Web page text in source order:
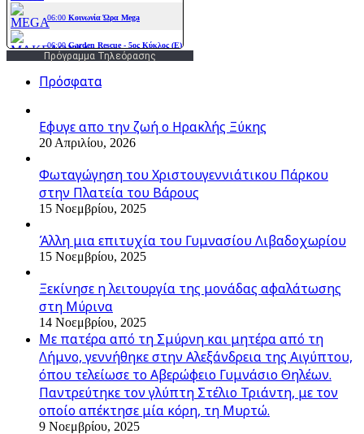
Πρόγραμμα Τηλεόρασης
Πρόσφατα
Εφυγε απο την ζωή o Ηρακλής Ξύκης
20 Απριλίου, 2026
Φωταγώγηση του Χριστουγεννιάτικου Πάρκου
στην Πλατεία του Βάρους
15 Νοεμβρίου, 2025
Άλλη μια επιτυχία του Γυμνασίου Λιβαδοχωρίου
15 Νοεμβρίου, 2025
Ξεκίνησε η λειτουργία της μονάδας αφαλάτωσης
στη Μύρινα
14 Νοεμβρίου, 2025
Με πατέρα από τη Σμύρνη και μητέρα από τη
Λήμνο, γεννήθηκε στην Αλεξάνδρεια της Αιγύπτου,
όπου τελείωσε το Αβερώφειο Γυμνάσιο Θηλέων.
Παντρεύτηκε τον γλύπτη Στέλιο Τριάντη, με τον
οποίο απέκτησε μία κόρη, τη Μυρτώ.
9 Νοεμβρίου, 2025